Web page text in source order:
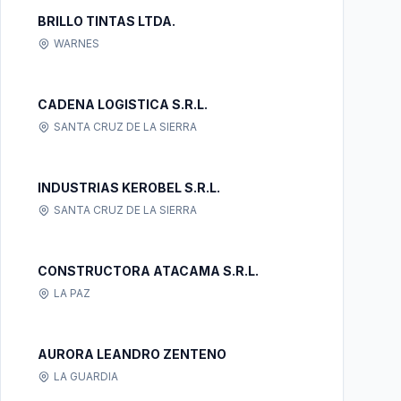
BRILLO TINTAS LTDA.
WARNES
CADENA LOGISTICA S.R.L.
SANTA CRUZ DE LA SIERRA
INDUSTRIAS KEROBEL S.R.L.
SANTA CRUZ DE LA SIERRA
CONSTRUCTORA ATACAMA S.R.L.
LA PAZ
AURORA LEANDRO ZENTENO
LA GUARDIA